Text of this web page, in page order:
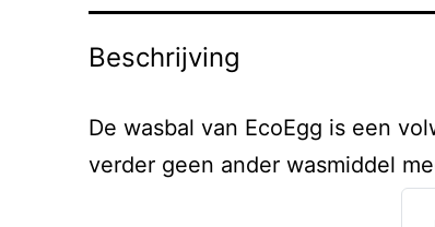
Beschrijving
De wasbal van EcoEgg is een
verder geen ander wasmiddel